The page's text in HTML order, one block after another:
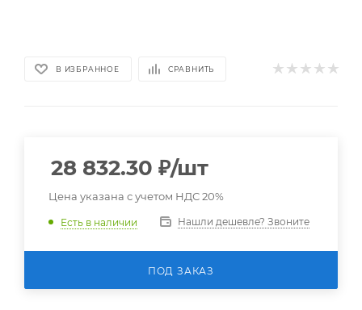
В ИЗБРАННОЕ СРАВНИТЬ
28 832.30 ₽/шт
Цена указана с учетом НДС 20%
Есть в наличии Нашли дешевле? Звоните
ПОД ЗАКАЗ